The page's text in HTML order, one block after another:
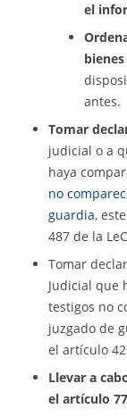
el
antes.
Tomar
judicial o a
haya
no
guardia,
487 de la
Tomar
Judicial que
testigos no
juzgado de
el artículo
Llevar a
el artículo